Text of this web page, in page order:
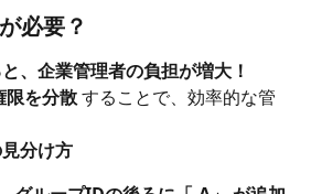
必要？
、企業管理者の負担が増大！
限を分散 することで、効率的な管
分け方